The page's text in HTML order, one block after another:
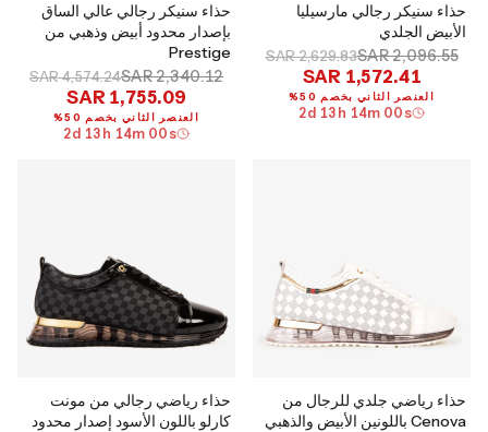
حذاء سنيكر رجالي مارسيليا
الأبيض الجلدي
SAR 2,096.55
SAR 2,629.83
SAR 1,572.41
العنصر الثاني بخصم 50%
2d 13 h 13m 59 s
حذاء سنيكر رجالي عالي الساق
بإصدار محدود أبيض وذهبي من
Prestige
SAR 2,340.12
SAR 4,574.24
SAR 1,755.09
العنصر الثاني بخصم 50%
2d 13 h 13m 59 s
حذاء رياضي جلدي للرجال من
Cenova باللونين الأبيض والذهبي
حذاء رياضي رجالي من مونت
كارلو باللون الأسود إصدار محدود